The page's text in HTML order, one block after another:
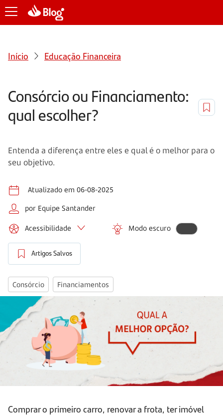
Início Educação Financeira
Consórcio ou Financiamento:
qual escolher?
Entenda a diferença entre eles e qual é o melhor para o
seu objetivo.
Atualizado em 06-08-2025
por Equipe Santander
Acessibilidade Modo escuro
Artigos Salvos
Consórcio Financiamentos
Comprar o primeiro carro, renovar a frota, ter imóvel